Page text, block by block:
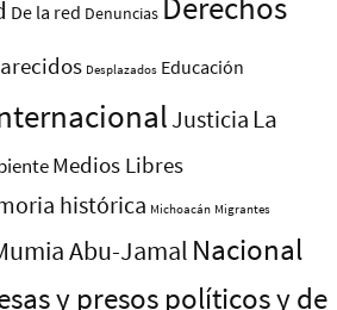
De la red Denuncias
Desplazados Educación
Justicia La
Medios Libres
histórica Michoacán Migrantes
Abu-Jamal Nacional
y presos polí­ticos y de